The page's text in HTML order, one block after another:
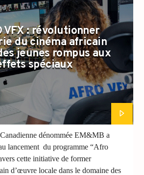
VFX : révolutionner
du cinéma africain
jeunes rompus aux
spéciaux
dénommée EM&MB a
lancement du programme “Afro
cette initiative de former
d’œuvre locale dans le domaine des